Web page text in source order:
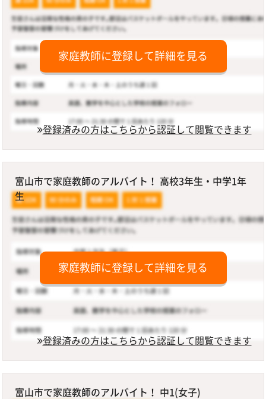
家庭教師に登録して詳細を見る
登録済みの方はこちらから認証して閲覧できます
富山市で家庭教師のアルバイト！ 高校3年生・中学1年
生
家庭教師に登録して詳細を見る
登録済みの方はこちらから認証して閲覧できます
富山市で家庭教師のアルバイト！ 中1(女子)